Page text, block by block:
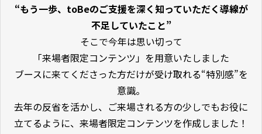
“もう一歩、toBeのご支援を深く知っていただく導線が
不足していたこと”
そこで今年は思い切って
「来場者限定コンテンツ」を用意いたしました
ブースに来てくださった方だけが受け取れる“特別感”を
意識。
去年の反省を活かし、ご来場される方の少しでもお役に
立てるように、来場者限定コンテンツを作成しました！